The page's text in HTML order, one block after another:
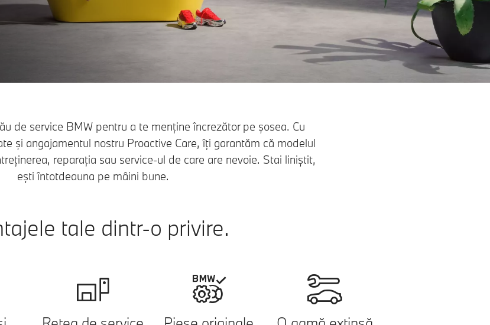
de service BMW pentru a te menține încrezător pe șosea. Cu
și angajamentul nostru Proactive Care, îți garantăm că modelul
reparația sau service-ul de care are nevoie. Stai liniștit,
ești întotdeauna pe mâini bune.
tale dintr-o privire.